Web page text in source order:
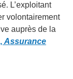
L’exploitant
volontairement
auprès de la
Assurance